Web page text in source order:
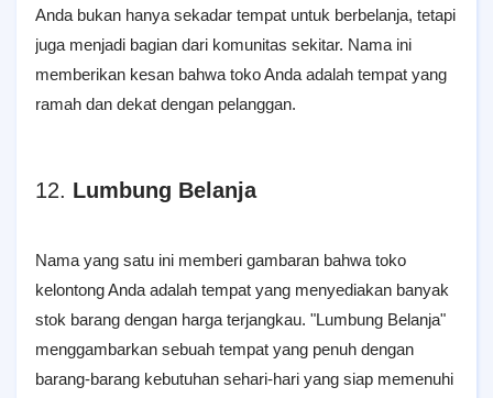
Anda bukan hanya sekadar tempat untuk berbelanja, tetapi
juga menjadi bagian dari komunitas sekitar. Nama ini
memberikan kesan bahwa toko Anda adalah tempat yang
ramah dan dekat dengan pelanggan.
12. Lumbung Belanja
Nama yang satu ini memberi gambaran bahwa toko
kelontong Anda adalah tempat yang menyediakan banyak
stok barang dengan harga terjangkau. "Lumbung Belanja"
menggambarkan sebuah tempat yang penuh dengan
barang-barang kebutuhan sehari-hari yang siap memenuhi